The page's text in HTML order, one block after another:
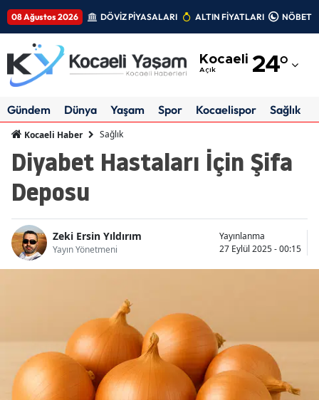
08 Ağustos 2026 DÖVİZ PİYASALARI ALTIN FİYATLARI
Kocaeli
Açık 24°
Adıyaman
Amasya
Antalya
Artvin
Bilecik
Bingöl
Bitlis
Gündem Dünya Yaşam Spor Kocaelispor Sağlık
Kocaeli Haber Sağlık
Diyabet Hastaları İçin Şifa
Deposu
Zeki Ersin Yıldırım
Yayın Yönetmeni
Yayınlanma
27 Eylül 2025 - 00:15